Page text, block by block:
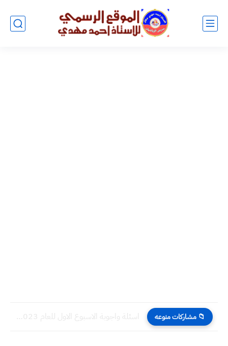
📁 مشاركات منوعه اسئلة واجوبة الاسبوع الاول للعام 2023 للصف الثاني متوسط مادة...